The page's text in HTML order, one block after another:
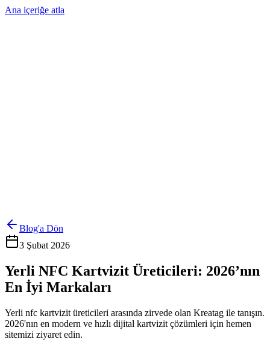
Ana içeriğe atla
Blog'a Dön
3 Şubat 2026
Yerli NFC Kartvizit Üreticileri: 2026’nın
En İyi Markaları
Yerli nfc kartvizit üreticileri arasında zirvede olan Kreatag ile tanışın.
2026'nın en modern ve hızlı dijital kartvizit çözümleri için hemen
sitemizi ziyaret edin.